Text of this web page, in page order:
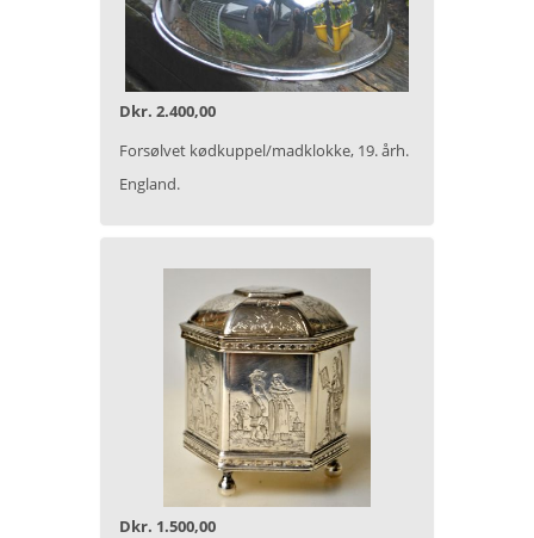
Dkr. 2.400,00
Forsølvet kødkuppel/madklokke, 19. årh.
England.
Dkr. 1.500,00